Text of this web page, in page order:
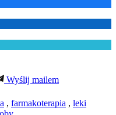
Wyślij mailem
, farmakoterapia , leki